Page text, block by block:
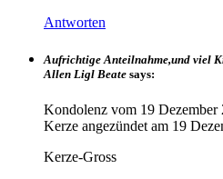
Antworten
Aufrichtige Anteilnahme,und viel
Allen Ligl Beate says:
Kondolenz vom 19 Dezember
Kerze angezündet am 19
Kerze-Gross